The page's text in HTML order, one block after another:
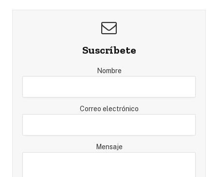
Suscríbete
Nombre
Correo electrónico
Mensaje